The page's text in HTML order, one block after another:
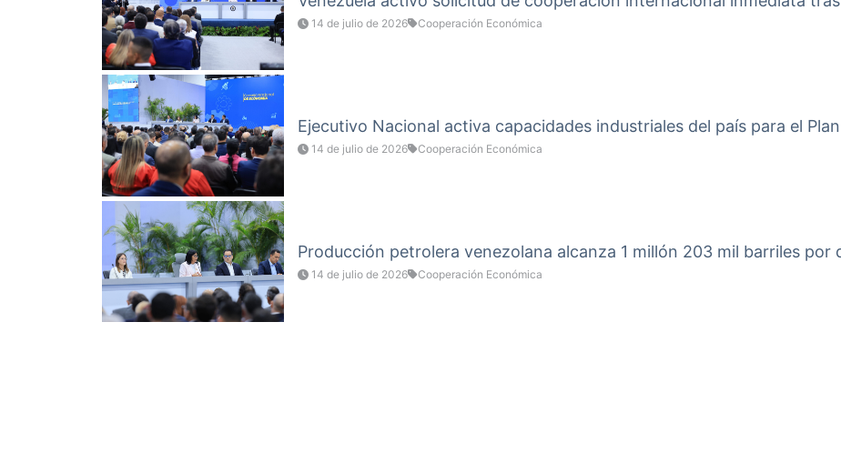
14 de julio de 2026 Cooperación Económica
Ejecutivo Nacional activa capacidades industriales del país para el
14 de julio de 2026 Cooperación Económica
Producción petrolera venezolana alcanza 1 millón 203 mil barriles por
14 de julio de 2026 Cooperación Económica